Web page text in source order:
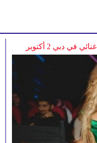
دبي 2 أكتوبر